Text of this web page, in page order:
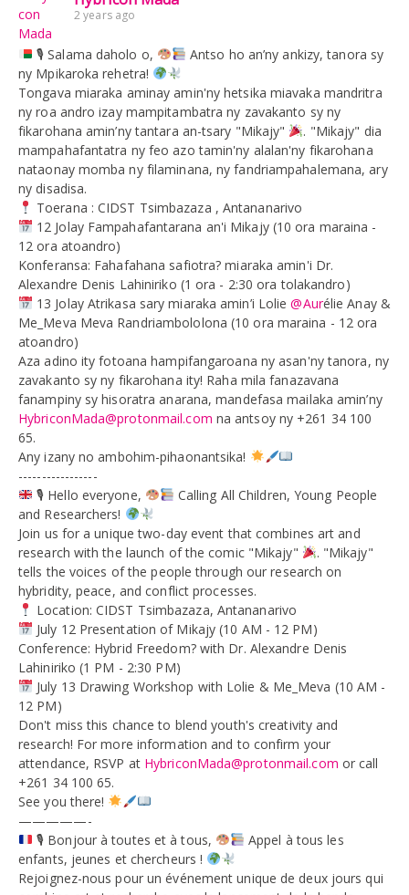
2 years ago
🎙 Salama daholo o,
Antso ho an’ny ankizy, tanora sy
ny Mpikaroka rehetra!
Tongava miaraka aminay amin'ny hetsika miavaka mandritra
ny roa andro izay mampitambatra ny zavakanto sy ny
fikarohana amin’ny tantara an-tsary "Mikajy"
. "Mikajy" dia
mampahafantatra ny feo azo tamin'ny alalan'ny fikarohana
nataonay momba ny filaminana, ny fandriampahalemana, ary
ny disadisa.
Toerana : CIDST Tsimbazaza , Antananarivo
12 Jolay Fampahafantarana an'i Mikajy (10 ora maraina -
12 ora atoandro)
Konferansa: Fahafahana safiotra? miaraka amin'i Dr.
Alexandre Denis Lahiniriko (1 ora - 2:30 ora tolakandro)
13 Jolay Atrikasa sary miaraka amin’i Lolie@Aurélie Anay &
Me_Meva Meva Randriambololona (10 ora maraina - 12 ora
atoandro)
Aza adino ity fotoana hampifangaroana ny asan'ny tanora, ny
zavakanto sy ny fikarohana ity! Raha mila fanazavana
fanampiny sy hisoratra anarana, mandefasa mailaka amin’ny
HybriconMada@protonmail.com na antsoy ny +261 34 100
65.
Any izany no ambohim-pihaonantsika!
-----------------
🎙 Hello everyone,
Calling All Children, Young People
and Researchers!
Join us for a unique two-day event that combines art and
research with the launch of the comic "Mikajy"
. "Mikajy"
tells the voices of the people through our research on
hybridity, peace, and conflict processes.
Location: CIDST Tsimbazaza, Antananarivo
July 12 Presentation of Mikajy (10 AM - 12 PM)
Conference: Hybrid Freedom? with Dr. Alexandre Denis
Lahiniriko (1 PM - 2:30 PM)
July 13 Drawing Workshop with Lolie & Me_Meva (10 AM -
12 PM)
Don't miss this chance to blend youth's creativity and
research! For more information and to confirm your
attendance, RSVP at HybriconMada@protonmail.com or call
+261 34 100 65.
See you there!
—————-
🎙 Bonjour à toutes et à tous,
Appel à tous les
enfants, jeunes et chercheurs !
Rejoignez-nous pour un événement unique de deux jours qui